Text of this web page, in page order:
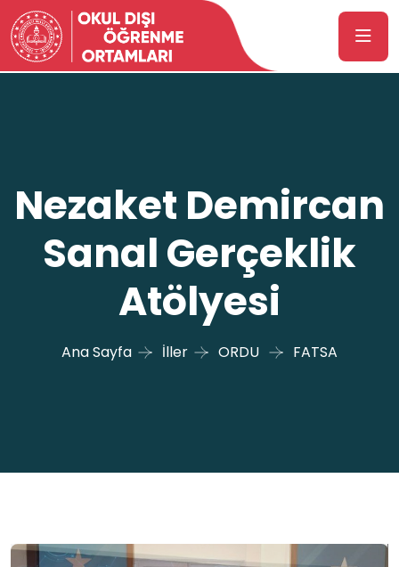
Nezaket Demircan
Sanal Gerçeklik
Atölyesi
Ana Sayfa İller ORDU FATSA